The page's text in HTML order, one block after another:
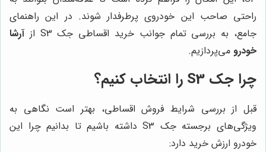
راحتی صاحب این خودروی پرطرفدار شوند. در این راهنمای
جامع، به بررسی تمام جوانب خرید اقساطی جک S3 از
آرشا
خودرو می‌پردازیم.
چرا جک S3 را انتخاب کنیم؟
قبل از بررسی شرایط فروش اقساطی، بهتر است نگاهی به
ویژگی‌های برجسته جک S3 داشته باشیم تا بدانیم چرا این
خودرو ارزش خرید دارد: